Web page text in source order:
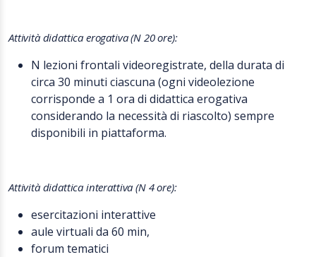
Attività didattica erogativa(N 20 ore):
N lezioni frontali videoregistrate, della durata di
circa 30 minuti ciascuna (ogni videolezione
corrisponde a 1 ora di didattica erogativa
considerando la necessità di riascolto) sempre
disponibili in piattaforma.
Attività didattica interattiva (N 4 ore):
esercitazioni interattive
aule virtuali da 60 min,
forum tematici